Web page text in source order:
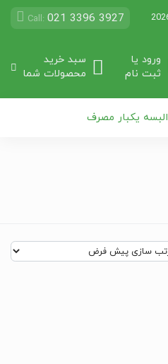
Call: 021 3396 3927
ورود یا
ثبت نام
سبد خرید
محصولات شما
البسه یکبار مصرف